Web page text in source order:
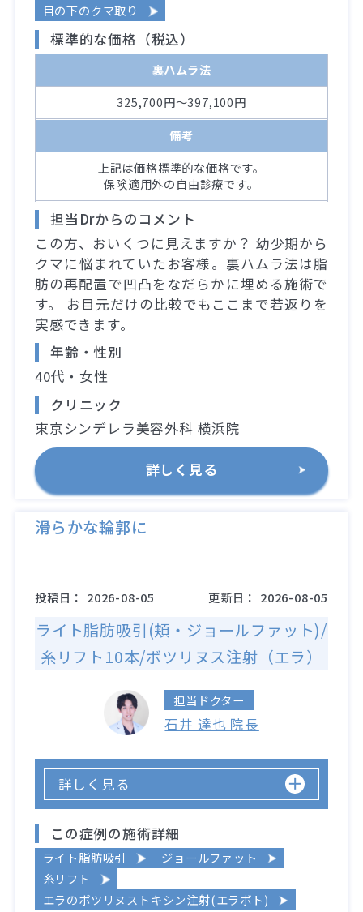
目の下のクマ取り
標準的な価格（税込）
裏ハムラ法
325,700円～397,100円
備考
上記は価格標準的な価格です。
保険適用外の自由診療です。
担当Drからのコメント
この方、おいくつに見えますか？ 幼少期から
クマに悩まれていたお客様。裏ハムラ法は脂
肪の再配置で凹凸をなだらかに埋める施術で
す。 お目元だけの比較でもここまで若返りを
実感できます。
年齢・性別
40代・女性
クリニック
東京シンデレラ美容外科 横浜院
詳しく見る
滑らかな輪郭に
投稿日： 2026-08-05 更新日： 2026-08-05
ライト脂肪吸引(頬・ジョールファット)/
糸リフト10本/ボツリヌス注射（エラ）
担当ドクター
石井 達也 院長
詳しく見る
この症例の施術詳細
ライト脂肪吸引
ジョールファット
糸リフト
エラのボツリヌストキシン注射(エラボト)